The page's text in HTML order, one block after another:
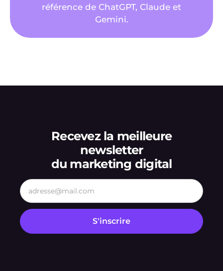
référence de ChatGPT, Claude et
Gemini.
Recevez la meilleure
newsletter
du marketing digital